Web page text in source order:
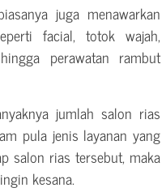
juga menawarkan
facial, totok wajah,
perawatan rambut
jumlah salon rias
pula jenis layanan yang
salon rias tersebut, maka
kesana.